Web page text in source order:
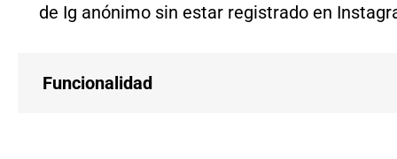
de Ig anónimo sin estar registrado en
Funcionalidad